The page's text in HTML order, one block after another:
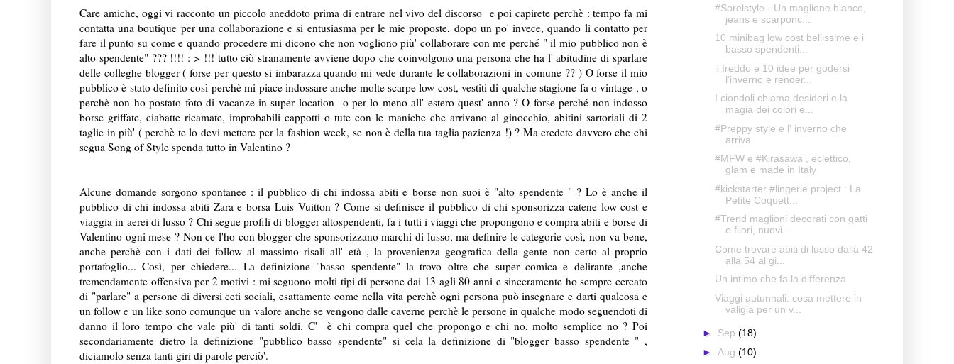
Care amiche, oggi vi racconto un piccolo aneddoto prima di entrare nel vivo del discorso e poi capirete perchè : tempo fa mi
contatta una boutique per una collaborazione e si entusiasma per le mie proposte, dopo un po' invece, quando li contatto per
fare il punto su come e quando procedere mi dicono che non vogliono più' collaborare con me perché " il mio pubblico non è
alto spendente" ??? !!!! : > !!! tutto ciò stranamente avviene dopo che coinvolgono una persona che ha l' abitudine di sparlare
delle colleghe blogger ( forse per questo si imbarazza quando mi vede durante le collaborazioni in comune ?? ) O forse il mio
pubblico è stato definito così perchè mi piace indossare anche molte scarpe low cost, vestiti di qualche stagione fa o vintage , o
perchè non ho postato foto di vacanze in super location o per lo meno all' estero quest' anno ? O forse perché non indosso
borse griffate, ciabatte ricamate, improbabili cappotti o tute con le maniche che arrivano al ginocchio, abitini sartoriali di 2
taglie in più' ( perchè te lo devi mettere per la fashion week, se non è della tua taglia pazienza !) ? Ma credete davvero che chi
segua Song of Style spenda tutto in Valentino ?
Alcune domande sorgono spontanee : il pubblico di chi indossa abiti e borse non suoi è "alto spendente " ? Lo è anche il
pubblico di chi indossa abiti Zara e borsa Luis Vuitton ? Come si definisce il pubblico di chi sponsorizza catene low cost e
viaggia in aerei di lusso ? Chi segue profili di blogger altospendenti, fa i tutti i viaggi che propongono e compra abiti e borse di
Valentino ogni mese ? Non ce l'ho con blogger che sponsorizzano marchi di lusso, ma definire le categorie così, non va bene,
anche perchè con i dati dei follow al massimo risali all' età , la provenienza geografica della gente non certo al proprio
portafoglio... Così, per chiedere... La definizione "basso spendente" la trovo oltre che super comica e delirante ,anche
tremendamente offensiva per 2 motivi : mi seguono molti tipi di persone dai 13 agli 80 anni e sinceramente ho sempre cercato
di "parlare" a persone di diversi ceti sociali, esattamente come nella vita perchè ogni persona può insegnare e darti qualcosa e
un follow e un like sono comunque un valore anche se vengono dalle caverne perchè le persone in qualche modo seguendoti di
danno il loro tempo che vale più' di tanti soldi. C' è chi compra quel che propongo e chi no, molto semplice no ? Poi
secondariamente dietro la definizione "pubblico basso spendente" si cela la definizione di "blogger basso spendente " ,
diciamolo senza tanti giri di parole perciò'.
#Sorelstyle - Un maglione bianco,
jeans e scarponc...
10 minibag low cost bellissime e i
basso spendenti...
il freddo e 10 idee per godersi
l'inverno e render...
I ciondoli chiama desideri e la
magia dei colori e...
#Preppy style e l' inverno che
arriva
#MFW e #Kirasawa , eclettico,
glam e made in Italy
#kickstarter #lingerie project : La
Petite Coquett...
#Trend maglioni decorati con gatti
e fiiori, nuovi...
Come trovare abiti di lusso dalla 42
alla 54 al gi...
Un intimo che fa la differenza
Viaggi autunnali: cosa mettere in
valigia per un v...
► Sep (18)
► Aug (10)